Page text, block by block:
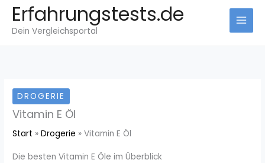
Inhalt
springen
Erfahrungstests.de
Dein Vergleichsportal
DROGERIE
Vitamin E Öl
Start Drogerie Vitamin E Öl
Die besten Vitamin E Öle im Überblick